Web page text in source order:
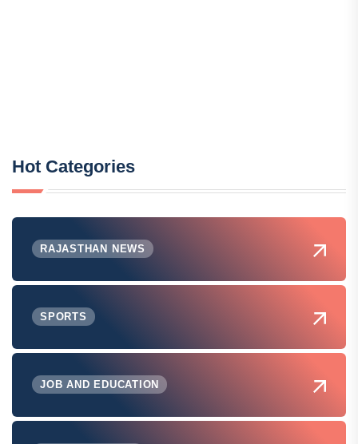
Hot Categories
RAJASTHAN NEWS
SPORTS
JOB AND EDUCATION